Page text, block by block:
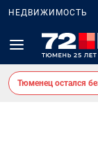
НЕДВИЖИМОСТЬ
Тюменец остался